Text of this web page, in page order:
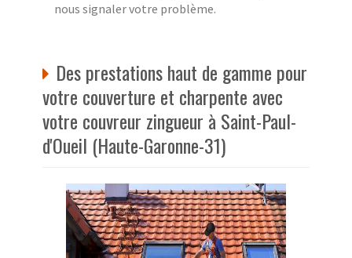
nous signaler votre problème.
Des prestations haut de gamme pour
votre couverture et charpente avec
votre couvreur zingueur à Saint-Paul-
d'Oueil (Haute-Garonne-31)